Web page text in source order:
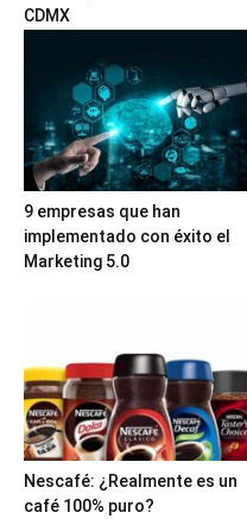
CDMX
9 empresas que han
implementado con éxito el
Marketing 5.0
Nescafé: ¿Realmente es un
café 100% puro?